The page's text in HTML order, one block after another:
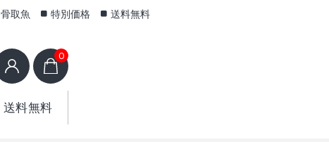
0
送料無料
骨取魚 特別価格 送料無料